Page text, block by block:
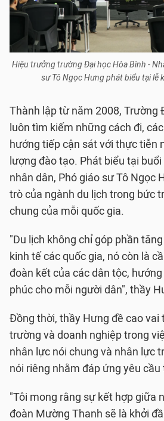
Hiệu trưởng trường Đại học Hòa Bình -
sư Tô Ngọc Hưng phát biểu tại lễ
Thành lập từ năm 2008, Trường
luôn tìm kiếm những cách đi,
hướng tiếp cận sát với thực tiễn
lượng đào tạo. Phát biểu tại
nhân dân, Phó giáo sư Tô Ngọc
trò của ngành du lịch trong bức
chung của mỗi quốc gia.
"Du lịch không chỉ góp phần
kinh tế các quốc gia, nó còn là
đoàn kết của các dân tộc,
phúc cho mỗi người dân", thầy
Đồng thời, thầy Hưng đề cao vai
trường và doanh nghiệp trong
nhân lực nói chung và nhân lực
nói riêng nhằm đáp ứng yêu
"Tôi mong rằng sự kết hợp giữa
đoàn Mường Thanh sẽ là khởi